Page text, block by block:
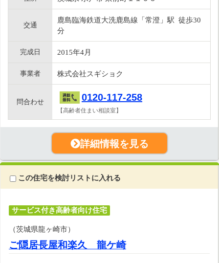
交通
鹿島臨海鉄道大洗鹿島線「常澄」駅 徒歩30
分
完成日 2015年4月
事業者 株式会社スギショク
問合わせ 0120-117-258
【高齢者住まい相談室】
詳細情報を見る
この住宅を検討リストに入れる
サービス付き高齢者向け住宅
（茨城県龍ヶ崎市）
ご隠居長屋和楽久 龍ケ崎